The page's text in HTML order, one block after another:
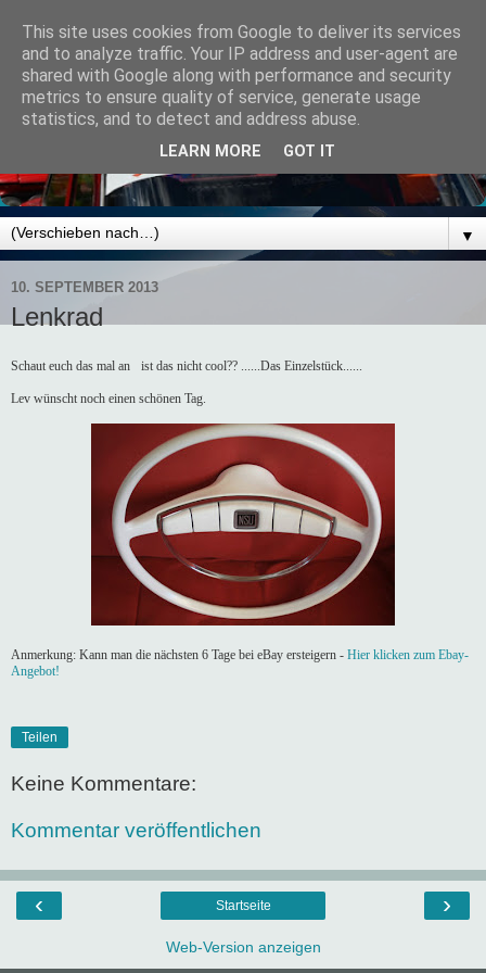
▼
10. SEPTEMBER 2013
Lenkrad
Schaut euch das mal an ist das nicht cool?? ......Das Einzelstück......
Lev wünscht noch einen schönen Tag.
Anmerkung: Kann man die nächsten 6 Tage bei eBay ersteigern - Hier klicken zum Ebay-
Angebot!
Teilen
Keine Kommentare:
Kommentar veröffentlichen
‹ ›
Startseite
Web-Version anzeigen
This site uses cookies from Google to deliver its services
and to analyze traffic. Your IP address and user-agent are
shared with Google along with performance and security
metrics to ensure quality of service, generate usage
statistics, and to detect and address abuse.
LEARN MORE GOT IT